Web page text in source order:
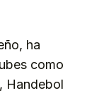
ha
como
Handebol